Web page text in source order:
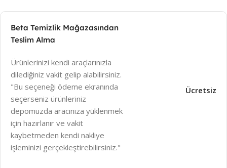
Beta Temizlik Mağazasından
Teslim Alma
Ürünlerinizi kendi araçlarınızla
dilediğiniz vakit gelip alabilirsiniz.
"Bu seçeneği ödeme ekranında
seçerseniz ürünleriniz
depomuzda aracınıza yüklenmek
için hazırlanır ve vakit
kaybetmeden kendi nakliye
işleminizi gerçekleştirebilirsiniz."
Ücretsiz